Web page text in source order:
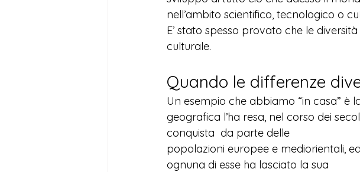
nell’ambito scientifico, tecnologico o
E’ stato spesso provato che le
culturale.
Quando le differenze
Un esempio che abbiamo “in casa” è
geografica l’ha resa, nel corso dei
conquista  da parte delle
popolazioni europee e mediorientali, ed
ognuna di esse ha lasciato la sua